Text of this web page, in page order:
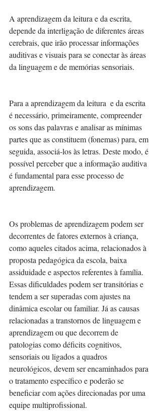
A aprendizagem da leitura e da escrita,
depende da interligação de diferentes áreas
cerebrais, que irão processar informações
auditivas e visuais para se conectar às áreas
da linguagem e de memórias sensoriais.
Para a aprendizagem da leitura  e da escrita
é necessário, primeiramente, compreender
os sons das palavras e analisar as mínimas
partes que as constituem (fonemas) para, em
seguida, associá-los às letras. Deste modo, é
possível perceber que a informação auditiva
é fundamental para esse processo de
aprendizagem.
Os problemas de aprendizagem podem ser
decorrentes de fatores externos à criança,
como aqueles citados acima, relacionados à
proposta pedagógica da escola, baixa
assiduidade e aspectos referentes à família.
Essas dificuldades podem ser transitórias e
tendem a ser superadas com ajustes na
dinâmica escolar ou familiar. Já as causas
relacionadas a transtornos de linguagem e
aprendizagem ou que decorrem de
patologias como déficits cognitivos,
sensoriais ou ligados a quadros
neurológicos, devem ser encaminhados para
o tratamento específico e poderão se
beneficiar com ações direcionadas por uma
equipe multiprofissional.